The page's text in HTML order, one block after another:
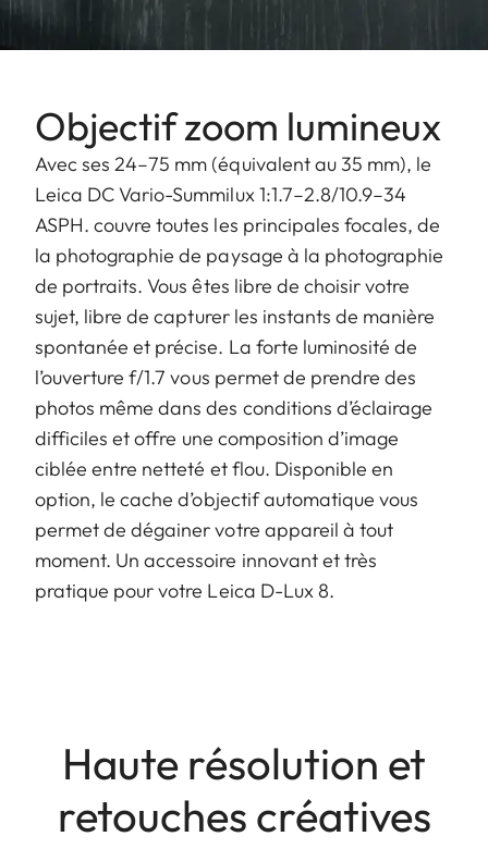
Objectif zoom lumineux
Avec ses 24–75 mm (équivalent au 35 mm), le
Leica DC Vario-Summilux 1:1.7–2.8/10.9–34
ASPH. couvre toutes les principales focales, de
la photographie de paysage à la photographie
de portraits. Vous êtes libre de choisir votre
sujet, libre de capturer les instants de manière
spontanée et précise. La forte luminosité de
l’ouverture f/1.7 vous permet de prendre des
photos même dans des conditions d’éclairage
difficiles et offre une composition d’image
ciblée entre netteté et flou. Disponible en
option, le cache d’objectif automatique vous
permet de dégainer votre appareil à tout
moment. Un accessoire innovant et très
pratique pour votre Leica D-Lux 8.
Haute résolution et
retouches créatives